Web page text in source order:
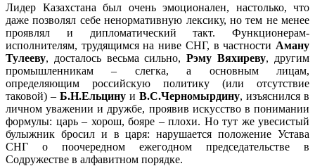
Лидер Казахстана был очень эмоционален, настолько, что
даже позволял себе ненормативную лексику, но тем не менее
проявлял и дипломатический такт. Функционерам-
исполнителям, трудящимся на ниве СНГ, в частности Аману
Тулееву, досталось весьма сильно,Рэму Вяхиреву, другим
промышленникам – слегка, а основным лицам,
определяющим российскую политику (или отсутствие
таковой) – Б.Н.Ельцину и В.С.Черномырдину, изъяснился в
личном уважении и дружбе, проявив искусство в понимании
формулы: царь – хорош, бояре – плохи. Но тут же увесистый
булыжник бросил и в царя: нарушается положение Устава
СНГ о поочередном ежегодном председательстве в
Содружестве в алфавитном порядке.